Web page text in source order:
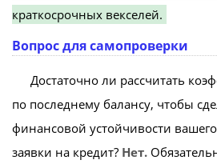
краткосрочных векселей.
Вопрос для самопроверки
Достаточно ли рассчитать
по последнему балансу, чтобы
финансовой устойчивости
заявки на кредит? Нет.